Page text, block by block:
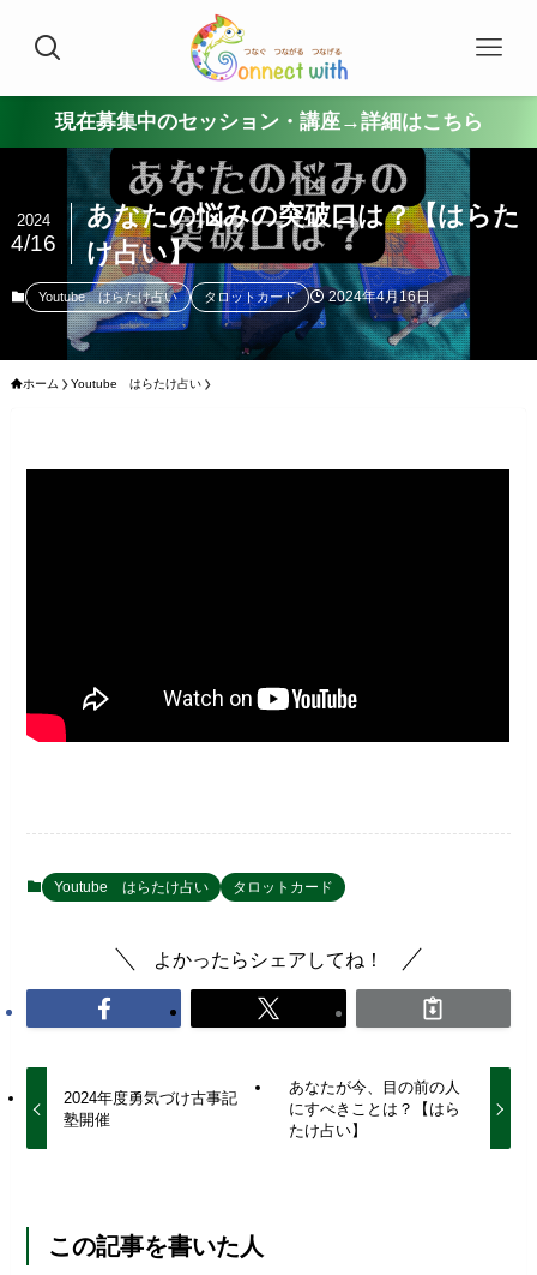
現在募集中のセッション・講座→詳細はこちら
あなたの悩みの突破口は？【はらた
け占い】
2024
4/16
Youtube はらたけ占い タロットカード 2024年4月16日
ホーム Youtube はらたけ占い
Youtube はらたけ占い タロットカード
よかったらシェアしてね！
2024年度勇気づけ古事記
塾開催
あなたが今、目の前の人
にすべきことは？【はら
たけ占い】
この記事を書いた人